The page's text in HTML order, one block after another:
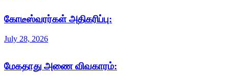
கோடீஸ்வரர்கள் அதிகரிப்பு:
July 28, 2026
மேகதாது அணை விவகாரம்: